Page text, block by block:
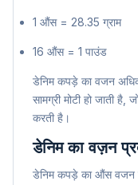
1 औंस = 28.35 ग्राम
16 औंस = 1 पाउंड
डेनिम कपड़े का वजन
सामग्री मोटी हो जाती
करती है।
डेनिम का वज़न
डेनिम कपड़े का औंस वजन